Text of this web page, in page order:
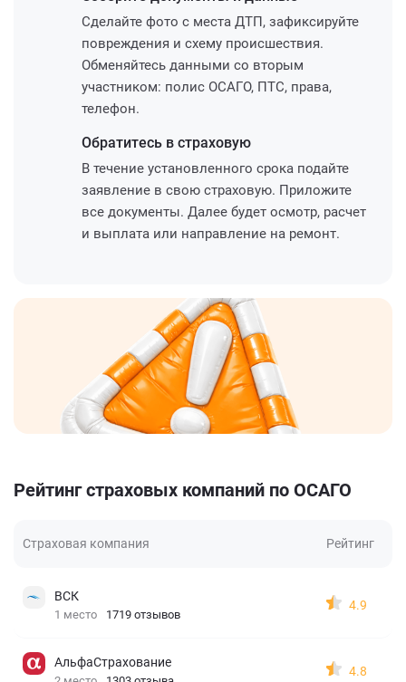
Сделайте фото с места ДТП, зафиксируйте
повреждения и схему происшествия.
Обменяйтесь данными со вторым
участником: полис ОСАГО, ПТС, права,
телефон.
Обратитесь в страховую
В течение установленного срока подайте
заявление в свою страховую. Приложите
все документы. Далее будет осмотр, расчет
и выплата или направление на ремонт.
Рейтинг страховых компаний по ОСАГО
Страховая компания Рейтинг
ВСК
1 место 1719 отзывов
4.9
АльфаСтрахование
4.8